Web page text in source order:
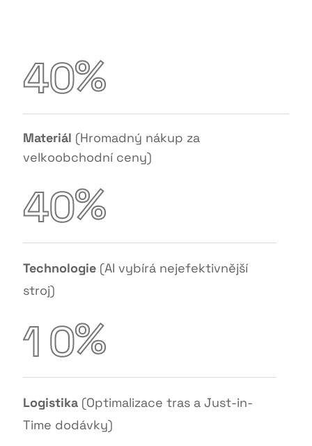
40%
Materiál (Hromadný nákup za
velkoobchodní ceny)
40%
Technologie (AI vybírá nejefektivnější
stroj)
1 0%
Logistika(Optimalizace tras a Just-in-
Time dodávky)